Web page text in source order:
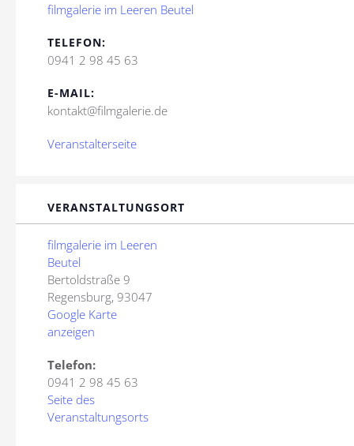
filmgalerie im Leeren Beutel
TELEFON:
0941 2 98 45 63
E-MAIL:
kontakt@filmgalerie.de
Veranstalterseite
VERANSTALTUNGSORT
filmgalerie im Leeren
Beutel
Bertoldstraße 9
Regensburg, 93047
Google Karte
anzeigen
Telefon:
0941 2 98 45 63
Seite des
Veranstaltungsorts